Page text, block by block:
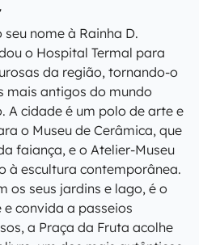
nome à Rainha D.
o Hospital Termal para
da região, tornando-o
mais antigos do mundo
A cidade é um polo de arte e
o Museu de Cerâmica, que
faiança, e o Atelier-Museu
à escultura contemporânea.
os seus jardins e lago, é o
convida a passeios
a Praça da Fruta acolhe